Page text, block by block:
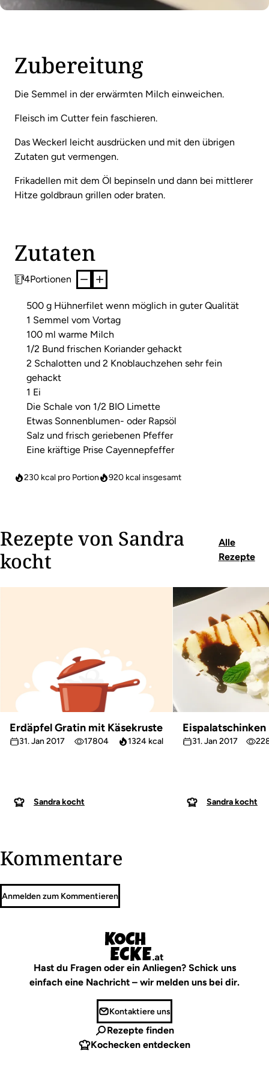
Zubereitung
Die Semmel in der erwärmten Milch einweichen.
Fleisch im Cutter fein faschieren.
Das Weckerl leicht ausdrücken und mit den übrigen
Zutaten gut vermengen.
Frikadellen mit dem Öl bepinseln und dann bei mittlerer
Hitze goldbraun grillen oder braten.
Zutaten
4Portionen
500 g Hühnerfilet wenn möglich in guter Qualität
1 Semmel vom Vortag
100 ml warme Milch
1/2 Bund frischen Koriander gehackt
2 Schalotten und 2 Knoblauchzehen sehr fein
gehackt
1 Ei
Die Schale von 1/2 BIO Limette
Etwas Sonnenblumen- oder Rapsöl
Salz und frisch geriebenen Pfeffer
Eine kräftige Prise Cayennepfeffer
230 kcal pro Portion 920 kcal insgesamt
Rezepte von Sandra
kocht
Alle
Rezepte
Erdäpfel Gratin mit Käsekruste
31. Jan 2017 17804 1324 kcal
Sandra kocht
Eispalatschinken
31. Jan 2017
Sandra kocht
Kommentare
Anmelden zum Kommentieren
Hast du Fragen oder ein Anliegen? Schick uns
einfach eine Nachricht – wir melden uns bei dir.
Kontaktiere uns
Rezepte finden
Kochecken entdecken